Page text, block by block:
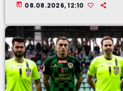
today 08.08.2026, 12:10